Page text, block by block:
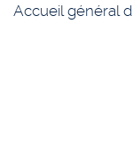
Accueil général